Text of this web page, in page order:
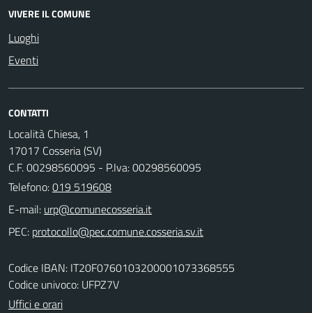
VIVERE IL COMUNE
Luoghi
Eventi
CONTATTI
Località Chiesa, 1
17017 Cosseria (SV)
C.F. 00298560095 - P.Iva: 00298560095
Telefono:019 519608
E-mail:
PEC:
Codice IBAN: IT20F0760103200001073368555
Codice univoco: UFPZ7V
Uffici e orari